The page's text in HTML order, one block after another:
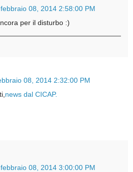
08, 2014 2:58:00 PM
per il disturbo :)
08, 2014 2:32:00 PM
news dal CICAP.
08, 2014 3:00:00 PM